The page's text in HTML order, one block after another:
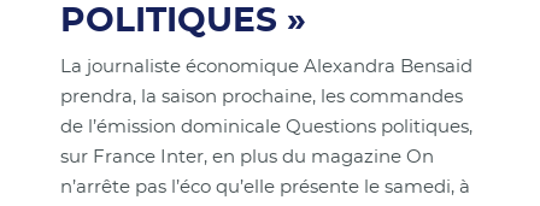
POLITIQUES »
La journaliste économique Alexandra Bensaid
prendra, la saison prochaine, les commandes
de l’émission dominicale Questions politiques,
sur France Inter, en plus du magazine On
n’arrête pas l’éco qu’elle présente le samedi, à